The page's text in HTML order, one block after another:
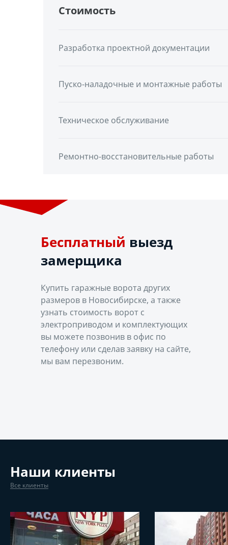
Стоимость
Разработка проектной документации
Пуско-наладочные и монтажные работы
Техническое обслуживание
Ремонтно-восстановительные работы
выезд
замерщика
Купить гаражные ворота других
размеров в Новосибирске, а также
узнать стоимость ворот с
электроприводом и комплектующих
вы можете позвонив в офис по
телефону или сделав заявку на сайте,
мы вам перезвоним.
Наши клиенты
Все клиенты